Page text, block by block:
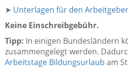
➤ Unterlagen für den Arbeitgeber
Keine Einschreibgebühr.
Tipp: In einigen Bundesländern
zusammengelegt werden.
Arbeitstage Bildungsurlaub am